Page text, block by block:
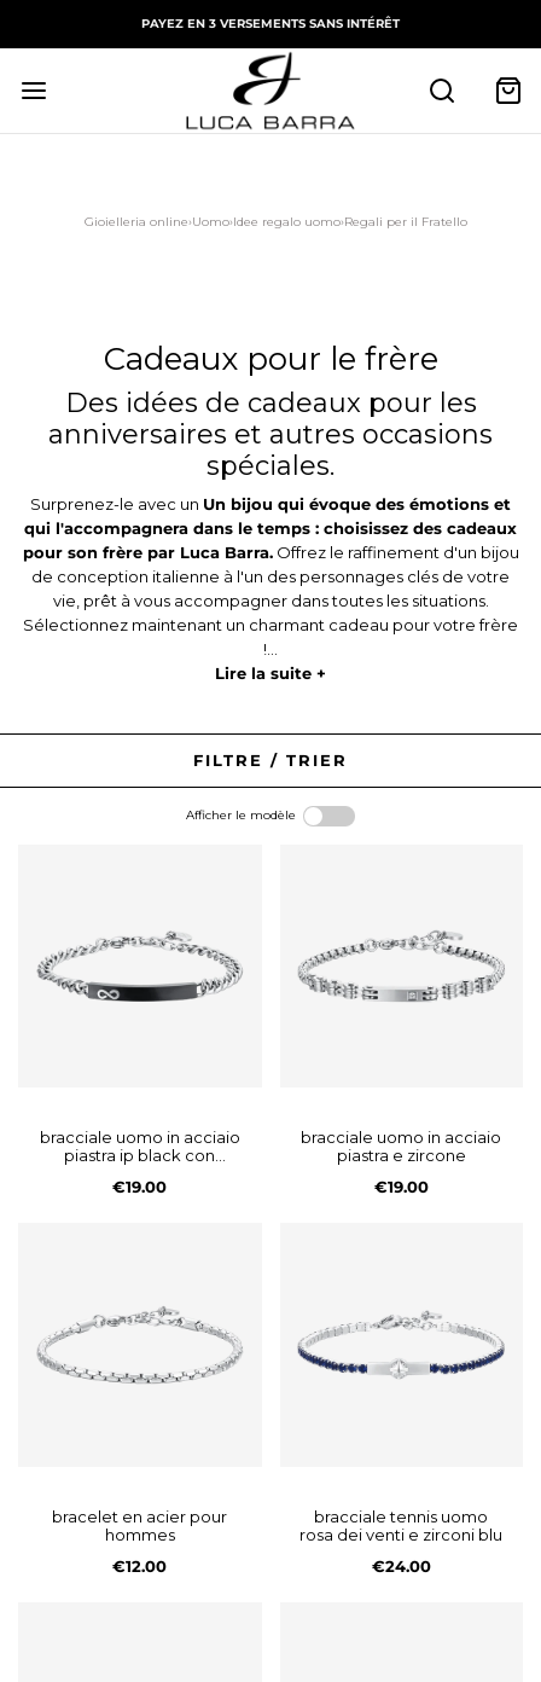
PAYEZ EN 3 VERSEMENTS SANS INTÉRÊT
Gioielleria online›Uomo›Idee regalo uomo›Regali per il Fratello
Cadeaux pour le frère
Des idées de cadeaux pour les
anniversaires et autres occasions
spéciales.
Surprenez-le avec un Un bijou qui évoque des émotions et
qui l'accompagnera dans le temps : choisissez des cadeaux
pour son frère par Luca Barra.Offrez le raffinement d'un bijou
de conception italienne à l'un des personnages clés de votre
vie, prêt à vous accompagner dans toutes les situations.
Sélectionnez maintenant un charmant cadeau pour votre frère
!...
Lire la suite +
FILTRE / TRIER
Afficher le modèle
bracciale uomo in acciaio
piastra ip black con
€19.00
bracciale uomo in acciaio
piastra e zircone
€19.00
bracelet en acier pour
hommes
€12.00
bracciale tennis uomo
rosa dei venti e zirconi blu
€24.00